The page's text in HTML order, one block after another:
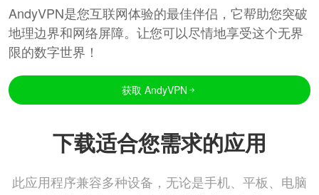
AndyVPN是您互联网体验的最佳伴侣，它帮助您突破
地理边界和网络屏障。让您可以尽情地享受这个无界
限的数字世界！
获取 AndyVPN
下载适合您需求的应用
此应用程序兼容多种设备，无论是手机、平板、电脑